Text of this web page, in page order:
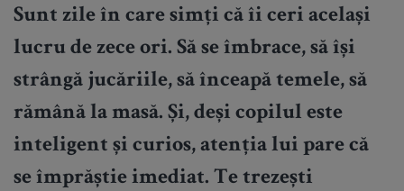
Sunt zile în care simți că îi ceri același
lucru de zece ori. Să se îmbrace, să își
strângă jucăriile, să înceapă temele, să
rămână la masă. Și, deși copilul este
inteligent și curios, atenția lui pare că
se împrăștie imediat. Te trezești